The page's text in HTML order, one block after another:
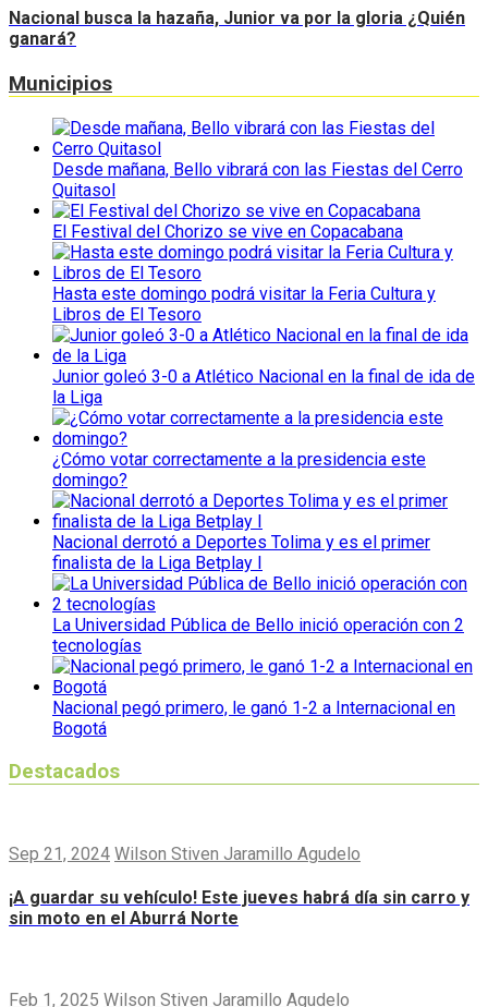
Nacional busca la hazaña, Junior va por la gloria ¿Quién
ganará?
Municipios
Desde mañana, Bello vibrará con las Fiestas del Cerro
Quitasol
El Festival del Chorizo se vive en Copacabana
Hasta este domingo podrá visitar la Feria Cultura y
Libros de El Tesoro
Junior goleó 3-0 a Atlético Nacional en la final de ida de
la Liga
¿Cómo votar correctamente a la presidencia este
domingo?
Nacional derrotó a Deportes Tolima y es el primer
finalista de la Liga Betplay I
La Universidad Pública de Bello inició operación con 2
tecnologías
Nacional pegó primero, le ganó 1-2 a Internacional en
Bogotá
Destacados
Sep 21, 2024 Wilson Stiven Jaramillo Agudelo
¡A guardar su vehículo! Este jueves habrá día sin carro y
sin moto en el Aburrá Norte
Feb 1, 2025 Wilson Stiven Jaramillo Agudelo